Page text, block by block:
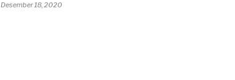
Desember 18, 2020